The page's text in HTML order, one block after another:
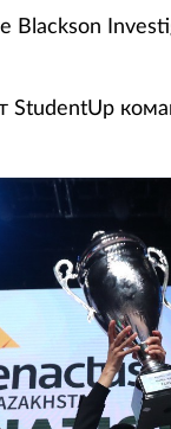
Blackson
StudentUp